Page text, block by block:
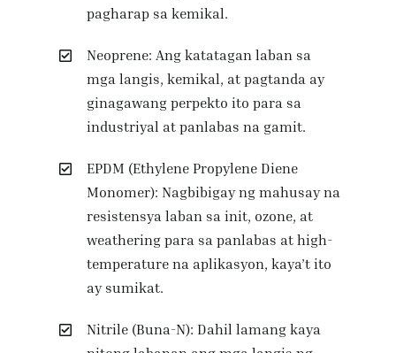
pagharap sa kemikal.
Neoprene: Ang katatagan laban sa
mga langis, kemikal, at pagtanda ay
ginagawang perpekto ito para sa
industriyal at panlabas na gamit.
EPDM (Ethylene Propylene Diene
Monomer): Nagbibigay ng mahusay na
resistensya laban sa init, ozone, at
weathering para sa panlabas at high-
temperature na aplikasyon, kaya’t ito
ay sumikat.
Nitrile (Buna-N): Dahil lamang kaya